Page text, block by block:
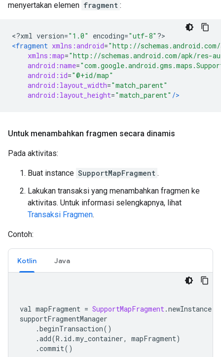
menyertakan elemen fragment :
<?xml version="1.0" encoding="utf-8" ?>
<fragment xmlns:android="http://
xmlns:map="http://schemas.android.com/apk/res-
android:name=
android:id="@+id/map"
android:layout_width="match_parent"
android:layout_height="match_parent" />
Untuk menambahkan fragmen secara dinamis
Pada aktivitas:
Buat instance SupportMapFragment .
Lakukan transaksi yang menambahkan fragmen ke
aktivitas. Untuk informasi selengkapnya, lihat
Transaksi Fragmen.
Contoh:
Kotlin Java
val mapFragment = SupportMapFragment.newInstance
supportFragmentManager
.beginTransaction()
.add(R . id .my_container, mapFragment)
.commit()